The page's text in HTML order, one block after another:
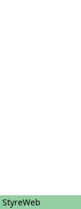
StyreWeb